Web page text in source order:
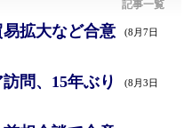
記事一覧
拡大など合意 (8月7日
問、15年ぶり (8月3日